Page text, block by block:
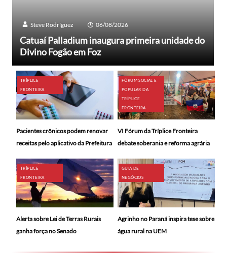
Steve Rodríguez 06/08/2026
Catuaí Palladium inaugura primeira unidade do
Divino Fogão em Foz
TRÍPLICE
FRONTEIRA
Pacientes crônicos podem renovar
receitas pelo aplicativo da Prefeitura
FÓRUM SOCIAL E
POPULAR DA
TRÍPLICE
FRONTEIRA
VI Fórum da Tríplice Fronteira
debate soberania e reforma agrária
TRÍPLICE
FRONTEIRA
Alerta sobre Lei de Terras Rurais
ganha força no Senado
GUIA DE
NEGÓCIOS
Agrinho no Paraná inspira tese sobre
água rural na UEM